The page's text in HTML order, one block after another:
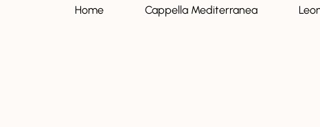
Home Cappella Mediterranea